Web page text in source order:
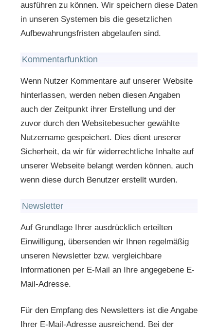
ausführen zu können. Wir speichern diese Daten
in unseren Systemen bis die gesetzlichen
Aufbewahrungsfristen abgelaufen sind.
Kommentarfunktion
Wenn Nutzer Kommentare auf unserer Website
hinterlassen, werden neben diesen Angaben
auch der Zeitpunkt ihrer Erstellung und der
zuvor durch den Websitebesucher gewählte
Nutzername gespeichert. Dies dient unserer
Sicherheit, da wir für widerrechtliche Inhalte auf
unserer Webseite belangt werden können, auch
wenn diese durch Benutzer erstellt wurden.
Newsletter
Auf Grundlage Ihrer ausdrücklich erteilten
Einwilligung, übersenden wir Ihnen regelmäßig
unseren Newsletter bzw. vergleichbare
Informationen per E-Mail an Ihre angegebene E-
Mail-Adresse.
Für den Empfang des Newsletters ist die Angabe
Ihrer E-Mail-Adresse ausreichend. Bei der